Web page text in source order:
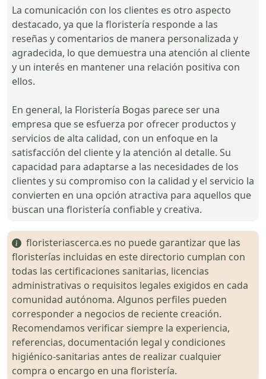
La comunicación con los clientes es otro aspecto
destacado, ya que la floristería responde a las
reseñas y comentarios de manera personalizada y
agradecida, lo que demuestra una atención al cliente
y un interés en mantener una relación positiva con
ellos.
En general, la Floristería Bogas parece ser una
empresa que se esfuerza por ofrecer productos y
servicios de alta calidad, con un enfoque en la
satisfacción del cliente y la atención al detalle. Su
capacidad para adaptarse a las necesidades de los
clientes y su compromiso con la calidad y el servicio la
convierten en una opción atractiva para aquellos que
buscan una floristería confiable y creativa.
floristeriascerca.es no puede garantizar que las
floristerías incluidas en este directorio cumplan con
todas las certificaciones sanitarias, licencias
administrativas o requisitos legales exigidos en cada
comunidad autónoma. Algunos perfiles pueden
corresponder a negocios de reciente creación.
Recomendamos verificar siempre la experiencia,
referencias, documentación legal y condiciones
higiénico-sanitarias antes de realizar cualquier
compra o encargo en una floristería.